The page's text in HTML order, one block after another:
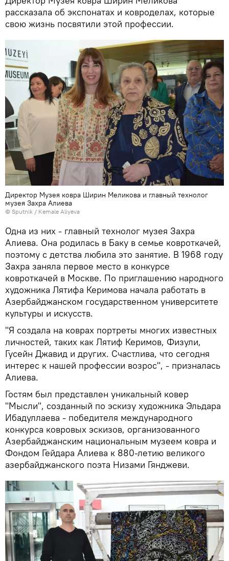
рассказала об экспонатах и ковроделах, которые
свою жизнь посвятили этой профессии.
Директор Музея ковра Ширин Меликова и главный технолог
музея Захра Алиева
© Sputnik / Kemale Aliyeva
Одна из них - главный технолог музея Захра
Алиева. Она родилась в Баку в семье ковроткачей,
поэтому с детства любила это занятие. В 1968 году
Захра заняла первое место в конкурсе
ковроткачей в Москве. По приглашению народного
художника Лятифа Керимова начала работать в
Азербайджанском государственном университете
культуры и искусств.
"Я создала на коврах портреты многих известных
личностей, таких как Лятиф Керимов, Физули,
Гусейн Джавид и других. Счастлива, что сегодня
интерес к нашей профессии возрос", - призналась
Алиева.
Гостям был представлен уникальный ковер
"Мысли", созданный по эскизу художника Эльдара
Ибадуллаева - победителя международного
конкурса ковровых эскизов, организованного
Азербайджанским национальным музеем ковра и
Фондом Гейдара Алиева к 880-летию великого
азербайджанского поэта Низами Гянджеви.